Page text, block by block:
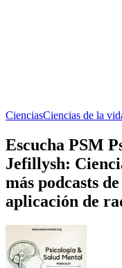
CienciasCiencias de la
Escucha PSM
Jefillysh:
más podcasts
aplicación de